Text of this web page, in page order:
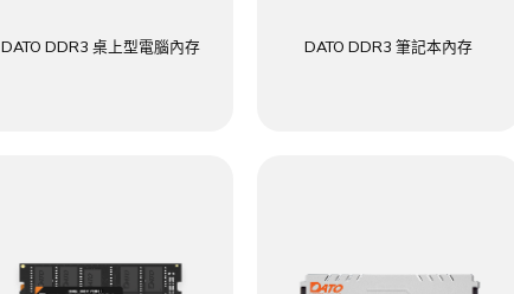
DATO DDR3 桌上型電腦內存 DATO DDR3 筆記本內存